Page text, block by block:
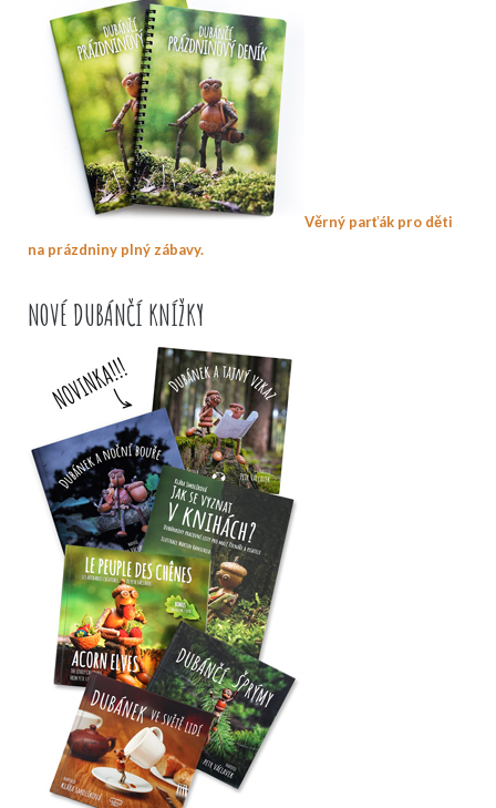
Věrný parťák pro děti
na prázdniny plný zábavy.
NOVÉ DUBÁNČÍ KNÍŽKY